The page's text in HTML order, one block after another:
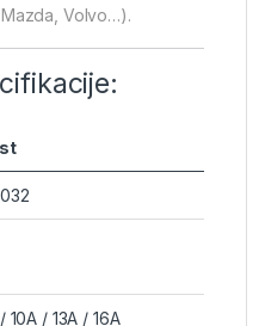
Volvo…).
10A / 13A / 16A